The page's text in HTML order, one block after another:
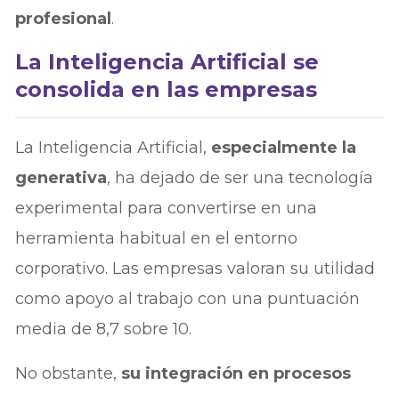
profesional .
La Inteligencia Artificial se
consolida en las empresas
La Inteligencia Artificial, especialmente la
generativa, ha dejado de ser una tecnología
experimental para convertirse en una
herramienta habitual en el entorno
corporativo. Las empresas valoran su utilidad
como apoyo al trabajo con una puntuación
media de 8,7 sobre 10.
No obstante, su integración en procesos